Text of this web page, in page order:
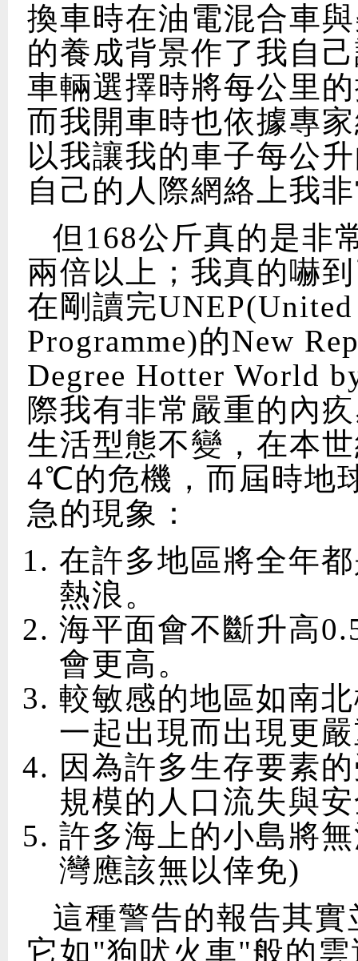
換車時在油電混合車
的養成背景作了我自
車輛選擇時將每公里
而我開車時也依據專
以我讓我的車子每公
自己的人際網絡上我
但168公斤真的是非
兩倍以上；我真的嚇
在剛讀完
Programme)的New
Degree Hotter World
際我有非常嚴重的內
生活型態不變，在本
4℃的危機，而屆時地
急的現象：
在許多地區將全年
熱浪。
海平面會不斷升高
會更高。
較敏感的地區如南
一起出現而出現更
因為許多生存要素
規模的人口流失與
許多海上的小島將
灣應該無以倖免)
這種警告的報告其
它如"狗吠火車"般的